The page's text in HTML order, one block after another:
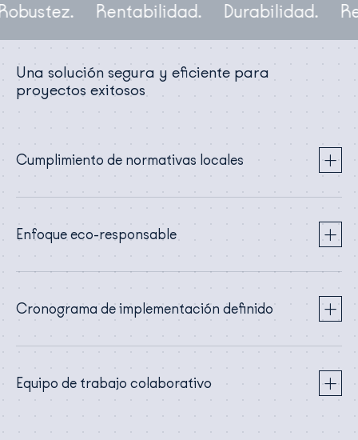
Rentabilidad. Durabilidad.
Una solución segura y eficiente para
proyectos exitosos
Cumplimiento de normativas locales
Enfoque eco-responsable
Cronograma de implementación definido
Equipo de trabajo colaborativo